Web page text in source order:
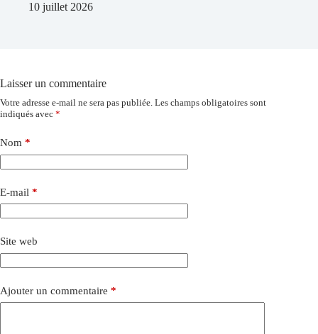
10 juillet 2026
Laisser un commentaire
Votre adresse e-mail ne sera pas publiée. Les champs obligatoires sont
indiqués avec *
Nom *
E-mail *
Site web
Ajouter un commentaire *